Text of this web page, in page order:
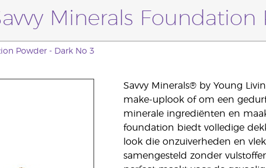
Minerals
Powder - Dark No 3
Savvy Minerals® by Young
make-uplook of om een
minerale ingrediënten en
foundation biedt volledige
look die onzuiverheden en
samengesteld zonder